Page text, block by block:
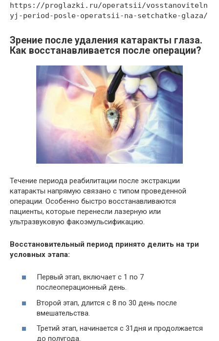
https://proglazki.ru/operatsii/vosstanoviteln
yj-period-posle-operatsii-na-setchatke-glaza/
Зрение после удаления катаракты глаза.
Как восстанавливается после операции?
Течение периода реабилитации после экстракции
катаракты напрямую связано с типом проведенной
операции. Особенно быстро восстанавливаются
пациенты, которые перенесли лазерную или
ультразвуковую факоэмульсификацию.
Восстановительный период принято делить на три
условных этапа:
Первый этап, включает с 1 по 7
послеоперационный день.
Второй этап, длится с 8 по 30 день после
вмешательства.
Третий этап, начинается с 31дня и продолжается
до полугода.